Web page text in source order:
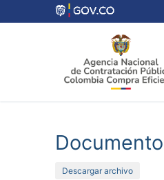
al
Descargar archivo